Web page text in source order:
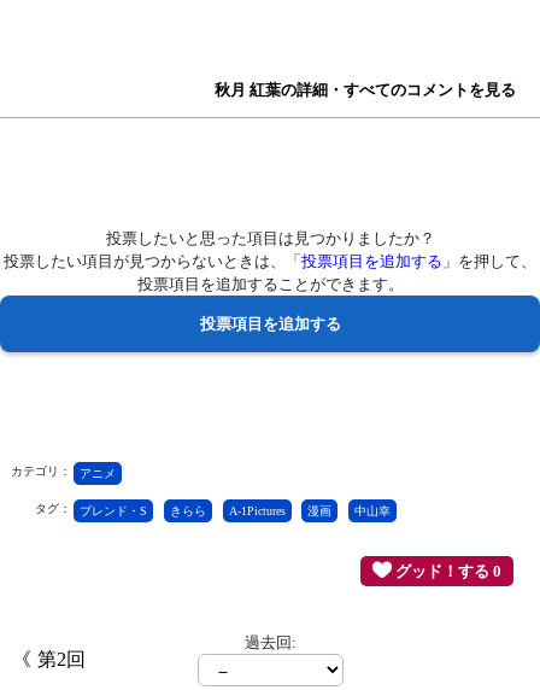
秋月 紅葉の詳細・すべてのコメントを見る
投票したいと思った項目は見つかりましたか？
投票したい項目が見つからないときは、「 投票項目を追加する 」を押して、
投票項目を追加することができます。
カテゴリ： アニメ
タグ： ブレンド・S きらら A-1Pictures 漫画 中山幸
グッド！する 0
第2回
過去回: